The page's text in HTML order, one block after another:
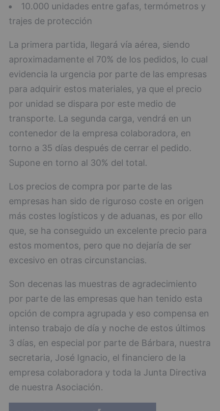
10.000 unidades entre gafas, termómetros y
trajes de protección
La primera partida, llegará vía aérea, siendo
aproximadamente el 70% de los pedidos, lo cual
evidencia la urgencia por parte de las empresas
para adquirir estos materiales, ya que el precio
por unidad se dispara por este medio de
transporte. La segunda carga, vendrá en un
contenedor de la empresa colaboradora, en
torno a 35 días después de cerrar el pedido.
Supone en torno al 30% del total.
Los precios de compra por parte de las
empresas han sido de riguroso coste en origen
más costes logísticos y de aduanas, es por ello
que, se ha conseguido un excelente precio para
estos momentos, pero que no dejaría de ser
excesivo en otras circunstancias.
Son decenas las muestras de agradecimiento
por parte de las empresas que han tenido esta
opción de compra agrupada y eso compensa en
intenso trabajo de día y noche de estos últimos
3 días, en especial por parte de Bárbara, nuestra
secretaria, José Ignacio, el financiero de la
empresa colaboradora y toda la Junta Directiva
de nuestra Asociación.